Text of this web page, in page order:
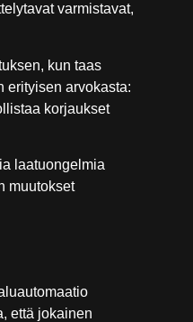
varmistavat,
kun taas
erityisen arvokasta:
korjaukset
laatuongelmia
muutokset
että jokainen